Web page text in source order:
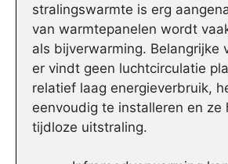
stralingswarmte is erg
van warmtepanelen wordt
als bijverwarming. Belangrijke
er vindt geen luchtcirculatie
relatief laag energieverbruik,
eenvoudig te installeren en ze
tijdloze uitstraling.